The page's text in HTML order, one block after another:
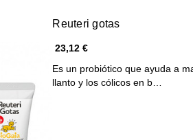
Reuteri gotas
23,12 €
Es un probiótico que ayuda a
llanto y los cólicos en b…